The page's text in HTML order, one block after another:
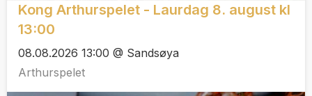
Kong Arthurspelet - Laurdag 8. august kl
13:00
08.08.2026 13:00 @ Sandsøya
Arthurspelet